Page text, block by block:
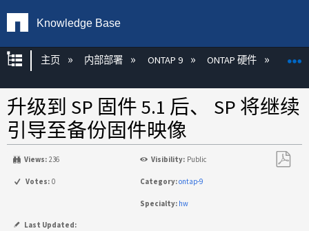
Knowledge Base
扩展/隐缩全局层次
主页 内部部署 ONTAP 9 ONTAP 硬件
升级到 SP 固件 5.1 后、 SP 将继续
引导至备份固件映像
Views: 236 Visibility: Public
Votes: 0 Category:ontap-9
Specialty: hw
Last Updated: